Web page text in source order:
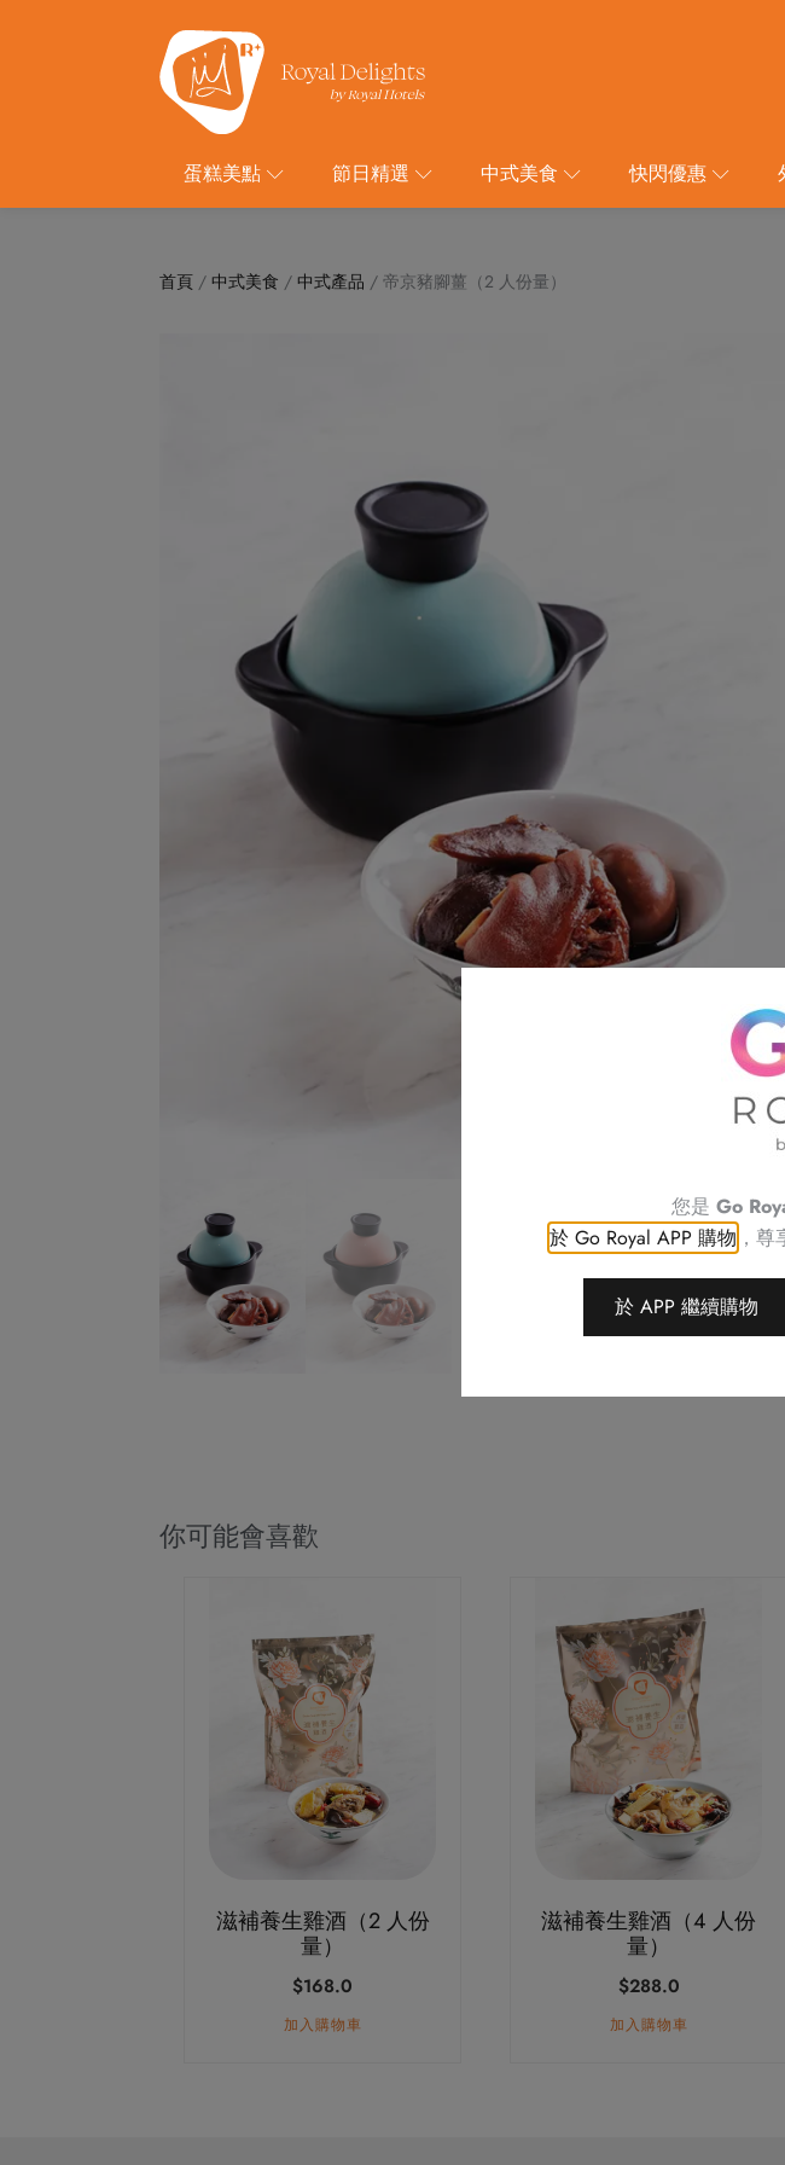
蛋糕美點 節日精選 中式美食 快閃優惠
首頁 / 中式美食 / 中式產品 / 帝京豬腳薑（2 人份量）
你可能會喜歡
滋補養生雞酒（2 人份
量）
$168.0
加入購物車
滋補養生雞酒（4 人份
量）
$288.0
加入購物車
您是 Go
於 Go Royal APP 購物 ，
於 APP 繼續購物